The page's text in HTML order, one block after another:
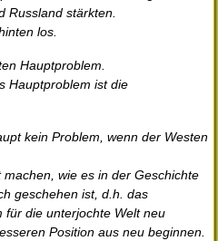
Russland stärkten.
los.
Hauptproblem.
Hauptproblem ist die
kein Problem, wenn der Westen
wie es in der Geschichte
geschehen ist, d.h. das
für die unterjochte Welt neu
Position aus neu beginnen.